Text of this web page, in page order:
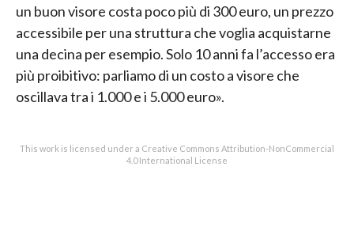
un buon visore costa poco più di 300 euro, un prezzo
accessibile per una struttura che voglia acquistarne
una decina per esempio. Solo 10 anni fa l’accesso era
più proibitivo: parliamo di un costo a visore che
oscillava tra i 1.000 e i 5.000 euro».
This work is licensed under a Creative Commons Attribution-NonCommercial
4.0 International License